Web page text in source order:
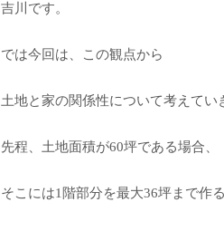
吉川です。
では今回は、この観点から
土地と家の関係性について考えてい
先程、土地面積が60坪である場合、
そこには1階部分を最大36坪まで作